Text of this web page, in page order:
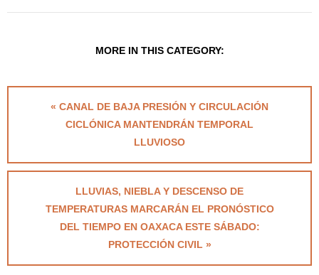
MORE IN THIS CATEGORY:
« CANAL DE BAJA PRESIÓN Y CIRCULACIÓN
CICLÓNICA MANTENDRÁN TEMPORAL
LLUVIOSO
LLUVIAS, NIEBLA Y DESCENSO DE
TEMPERATURAS MARCARÁN EL PRONÓSTICO
DEL TIEMPO EN OAXACA ESTE SÁBADO:
PROTECCIÓN CIVIL »